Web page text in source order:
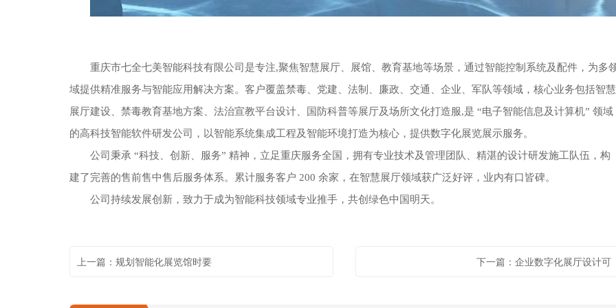
重庆市七全七美智能科技有限公司是专注,聚焦智慧展厅、展馆、教育基地等场景，通过智能控制系统及配件，为多
域提供精准服务与智能应用解决方案。客户覆盖禁毒、党建、法制、廉政、交通、企业、军队等领域，核心业务包括智慧
展厅建设、禁毒教育基地方案、法治宣教平台设计、国防科普等展厅及场所文化打造服,是 “电子智能信息及计算机” 领域
的高科技智能软件研发公司，以智能系统集成工程及智能环境打造为核心，提供数字化展览展示服务。
公司秉承 “科技、创新、服务” 精神，立足重庆服务全国，拥有专业技术及管理团队、精湛的设计研发施工队伍，构
建了完善的售前售中售后服务体系。累计服务客户 200 余家，在智慧展厅领域获广泛好评，业内有口皆碑。
公司持续发展创新，致力于成为智能科技领域专业推手，共创绿色中国明天。
上一篇：规划智能化展览馆时要 下一篇：企业数字化展厅设计可